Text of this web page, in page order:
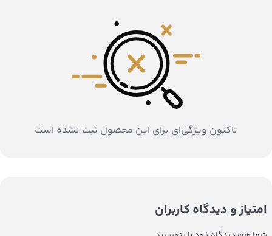
تاکنون ویژگی‌ای برای این محصول ثبت نشده است
امتیاز و دیدگاه کاربران